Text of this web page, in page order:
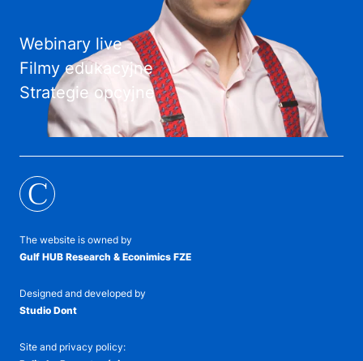
Webinary live
Filmy edukacyjne
Strategie opcyjne
C
The website is owned by
Gulf HUB Research & Econimics FZE
Designed and developed by
Studio Dont
Site and privacy policy: